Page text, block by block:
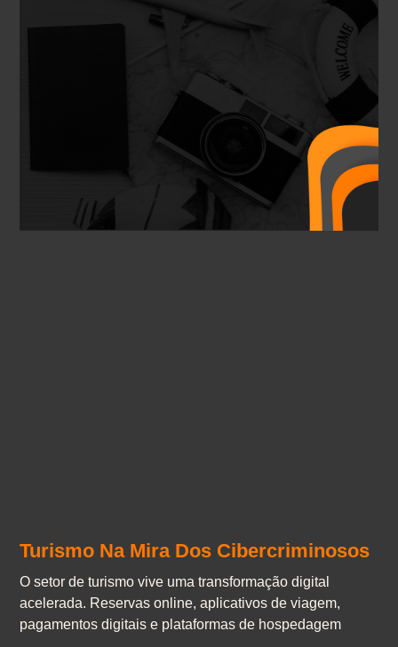
Turismo Na Mira Dos Cibercriminosos
O setor de turismo vive uma transformação digital
acelerada. Reservas online, aplicativos de viagem,
pagamentos digitais e plataformas de hospedagem